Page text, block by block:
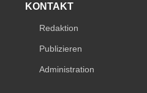
KONTAKT
Redaktion
Publizieren
Administration